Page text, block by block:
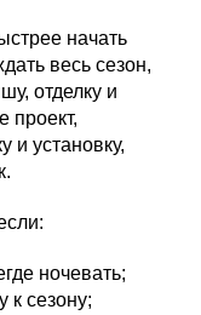
начать
весь сезон,
отделку и
проект,
и установку,
ночевать;
к сезону;